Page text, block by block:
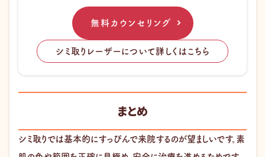
無料カウンセリング
シミ取りレーザーについて詳しくはこちら
まとめ
シミ取りでは基本的にすっぴんで来院するのが望ましいです。素